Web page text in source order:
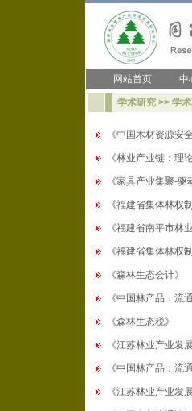
网站首页 中
学术研究 >> 学
《中国木材资源安全
《林业产业链：理
《家具产业集聚-驱
《福建省集体林权
《福建省南平市林
《福建省集体林权
《森林生态会计》
《中国林产品：流
《森林生态税》
《江苏林业产业发
《中国林产品：流
《江苏林业产业发